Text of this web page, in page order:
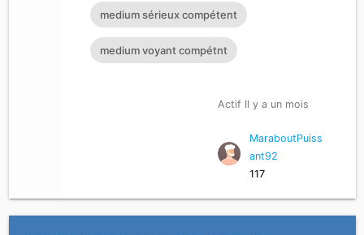
medium sérieux compétent
medium voyant compétnt
Actif Il y a un mois
MaraboutPuiss
ant92
117